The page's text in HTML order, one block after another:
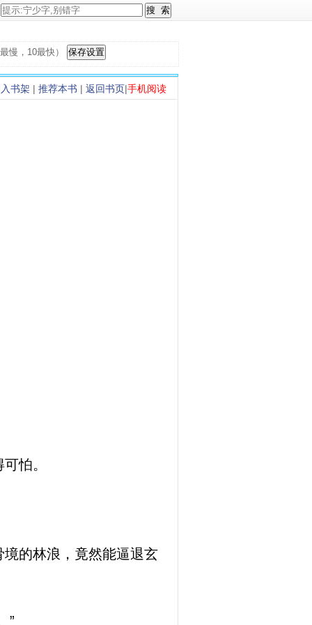
慢，10最快）
书架 | 推荐本书 | 返回书页|手机阅读
怕。
的林浪，竟然能逼退玄
”